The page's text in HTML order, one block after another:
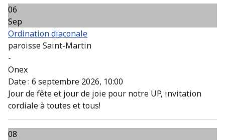
06
Sep
Ordination diaconale
paroisse Saint-Martin
-
Onex
Date : 6 septembre 2026, 10:00
Jour de fête et jour de joie pour notre UP, invitation
cordiale à toutes et tous!
08